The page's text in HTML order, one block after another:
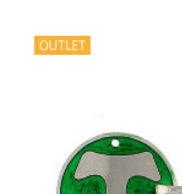
OUTLET